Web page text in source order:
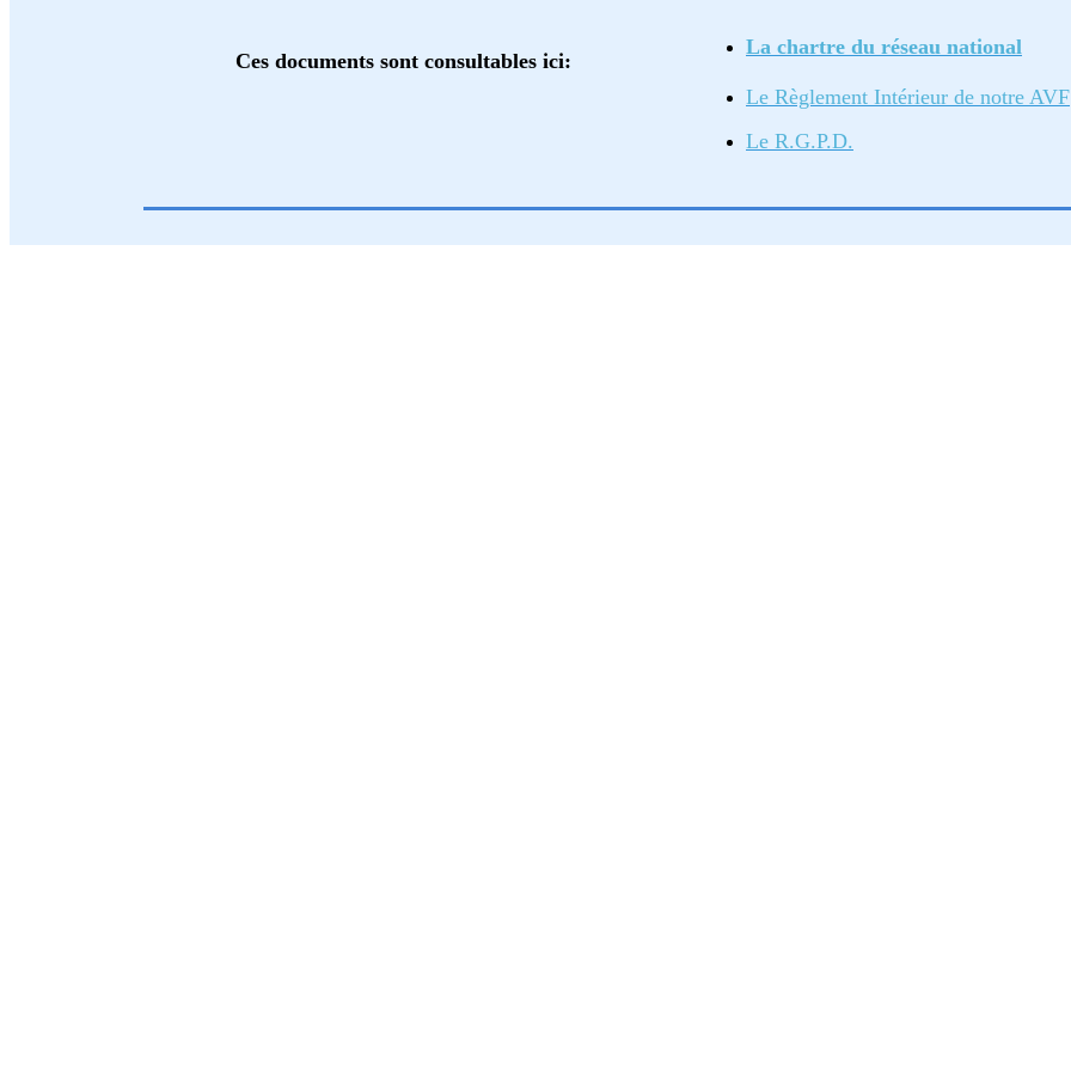
Ces documents sont consultables ici:
La chartre du réseau national
Le Règlement Intérieur de notre AVF
Le R.G.P.D.